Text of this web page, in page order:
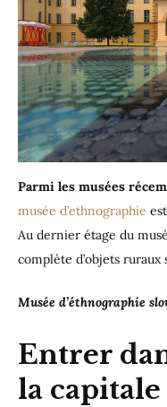
Parmi les musées
musée d’ethnographie
Au dernier étage du
complète d’objets ruraux
Musée d’éthnographie
Entrer
la capitale